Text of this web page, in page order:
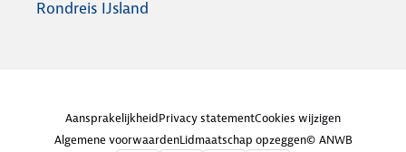
Rondreis IJsland
AansprakelijkheidPrivacy statementCookies wijzigen
Algemene voorwaardenLidmaatschap opzeggen© ANWB